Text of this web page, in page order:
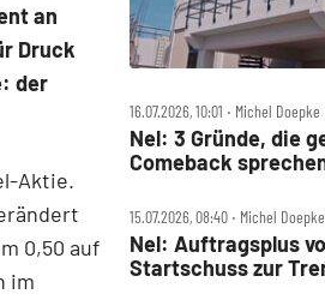
an
Druck
der
Aktie.
0,50 auf
im
16.07.2026, 10:01 ‧ Michel Doepke
Nel: 3 Gründe, die
Comeback
15.07.2026, 08:40 ‧ Michel Doepke
Nel: Auftragsplus
Startschuss zur